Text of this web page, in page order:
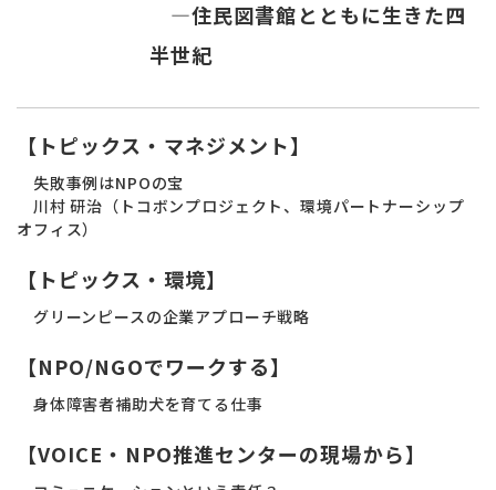
―住民図書館とともに生きた四
半世紀
【トピックス・マネジメント】
失敗事例はNPOの宝
川村 研治（トコボンプロジェクト、環境パートナーシップ
オフィス）
【トピックス・環境】
グリーンピースの企業アプローチ戦略
【NPO/NGOでワークする】
身体障害者補助犬を育てる仕事
【VOICE・NPO推進センターの現場から】